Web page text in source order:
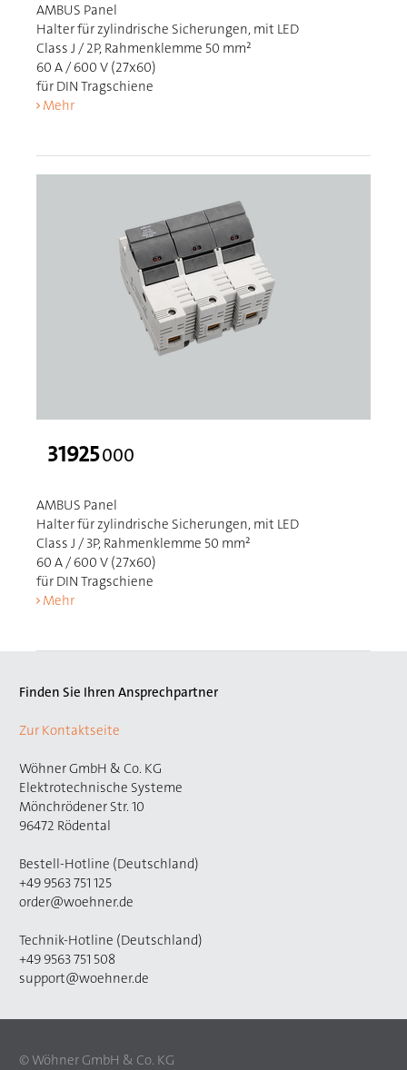
AMBUS Panel
Halter für zylindrische Sicherungen, mit LED
Class J / 2P, Rahmenklemme 50 mm²
60 A / 600 V (27x60)
für DIN Tragschiene
Mehr
31925000
AMBUS Panel
Halter für zylindrische Sicherungen, mit LED
Class J / 3P, Rahmenklemme 50 mm²
60 A / 600 V (27x60)
für DIN Tragschiene
Mehr
Finden Sie Ihren Ansprechpartner
Zur Kontaktseite
Wöhner GmbH & Co. KG
Elektrotechnische Systeme
Mönchrödener Str. 10
96472 Rödental
Bestell-Hotline (Deutschland)
+49 9563 751 125
order@woehner.de
Technik-Hotline (Deutschland)
+49 9563 751 508
support@woehner.de
© Wöhner GmbH & Co. KG